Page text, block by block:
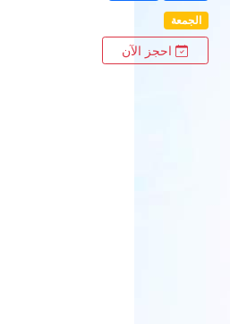
الجمعة
احجز الآن